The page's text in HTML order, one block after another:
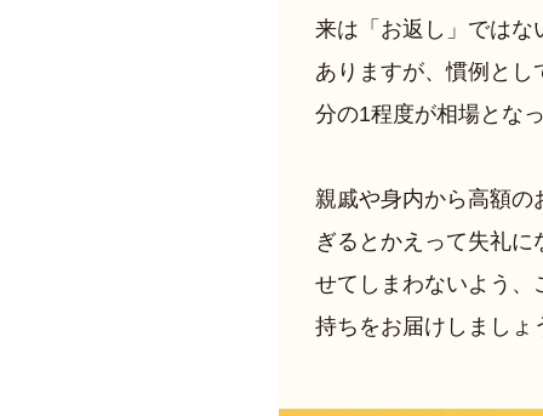
来は「お返し」ではな
ありますが、慣例と
分の1程度が相場とな
親戚や身内から高額
ぎるとかえって失礼
せてしまわないよう、
持ちをお届けしましょ